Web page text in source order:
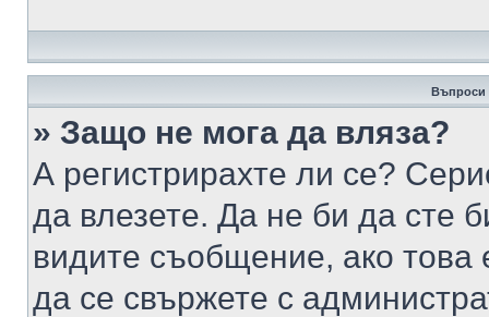
Въпроси
» Защо не мога да вляза?
А регистрирахте ли се?
да влезете. Да не би да сте
видите съобщение, ако това
да се свържете с